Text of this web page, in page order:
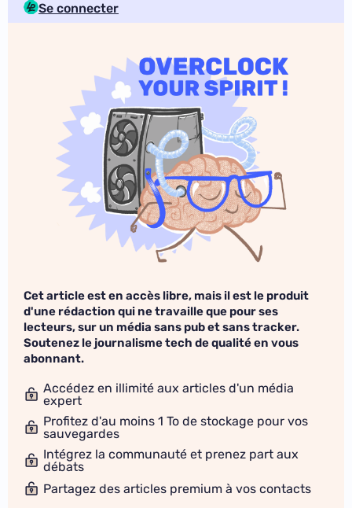
Se connecter
Cet article est en accès libre, mais il est le produit
d'une rédaction qui ne travaille que pour ses
lecteurs, sur un média sans pub et sans tracker.
Soutenez le journalisme tech de qualité en vous
abonnant.
Accédez en illimité aux articles d'un média
expert
Profitez d'au moins 1 To de stockage pour vos
sauvegardes
Intégrez la communauté et prenez part aux
débats
Partagez des articles premium à vos contacts